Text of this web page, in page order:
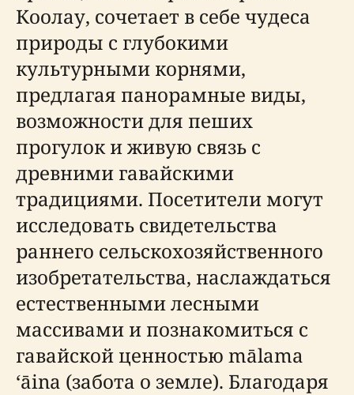
Коолау, сочетает в себе чудеса
природы с глубокими
культурными корнями,
предлагая панорамные виды,
возможности для пеших
прогулок и живую связь с
древними гавайскими
традициями. Посетители могут
исследовать свидетельства
раннего сельскохозяйственного
изобретательства, наслаждаться
естественными лесными
массивами и познакомиться с
гавайской ценностью mālama
ʻāina (забота о земле). Благодаря